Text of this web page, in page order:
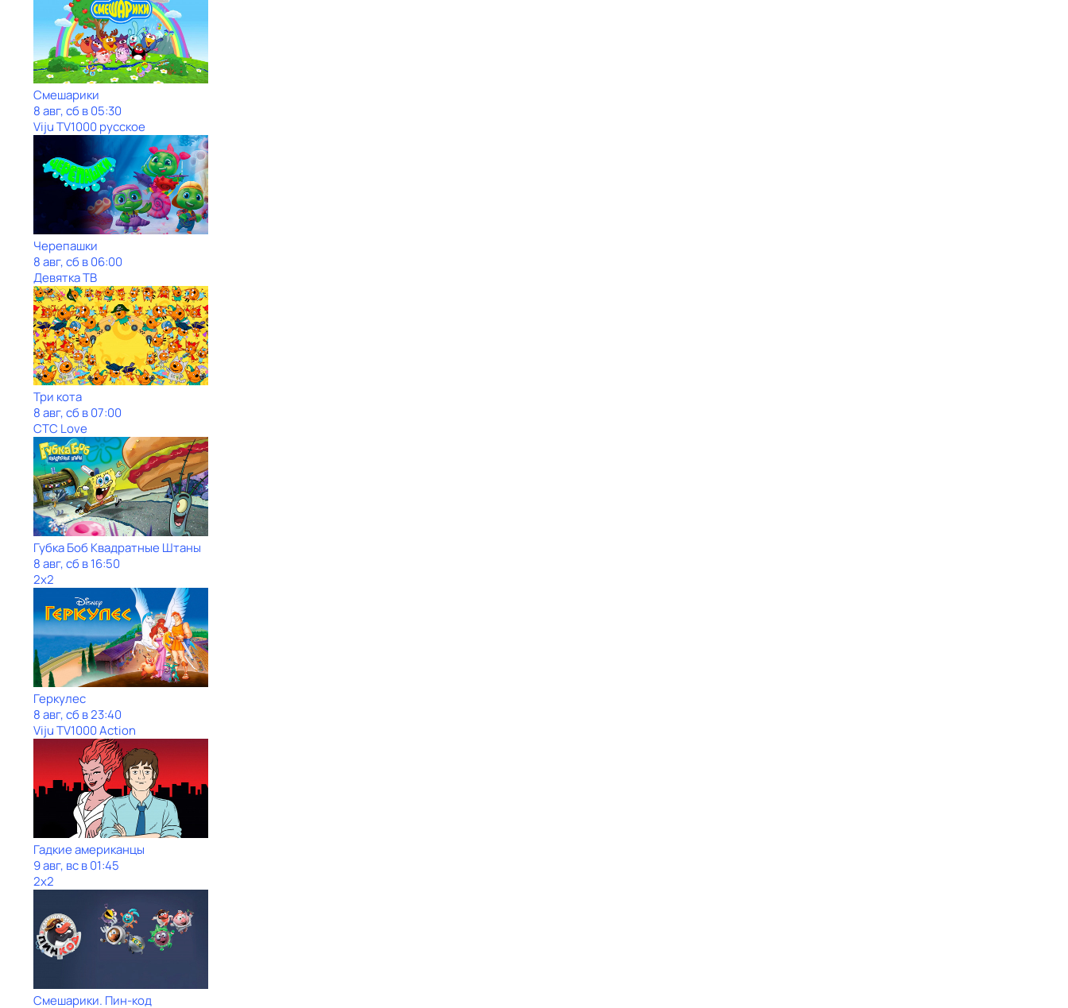
Смешарики
8 авг, сб в 05:30
Viju TV1000 русское
Черепашки
8 авг, сб в 06:00
Девятка ТВ
Три кота
8 авг, сб в 07:00
СТС Love
Губка Боб Квадратные Штаны
8 авг, сб в 16:50
2x2
Геркулес
8 авг, сб в 23:40
Viju TV1000 Action
Гадкие американцы
9 авг, вс в 01:45
2x2
Смешарики. Пин-код